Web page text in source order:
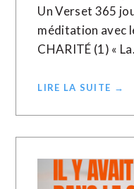
Un Verset 365
méditation avec
CHARITÉ (1) «
LIRE LA SUITE →